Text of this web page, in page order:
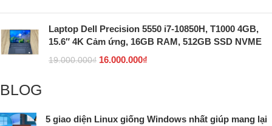
Laptop Dell Precision 5550 i7-10850H, T1000 4GB,
15.6″ 4K Cảm ứng, 16GB RAM, 512GB SSD NVME
19.000.000₫ 16.000.000₫
BLOG
5 giao diện Linux giống Windows nhất giúp mang lại